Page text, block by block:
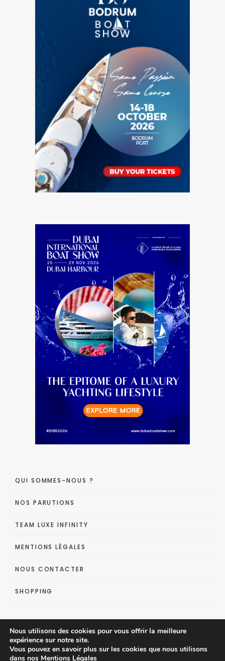
QUI SOMMES-NOUS ?
NOS PARUTIONS
TEAM LUXE INFINITY
MENTIONS LÉGALES
NOUS CONTACTER
SHOPPING
Nous utilisons des cookies pour vous offrir la meilleure
expérience sur notre site.
Vous pouvez en savoir plus sur les cookies que nous utilisons
dans nos Mentions Légales